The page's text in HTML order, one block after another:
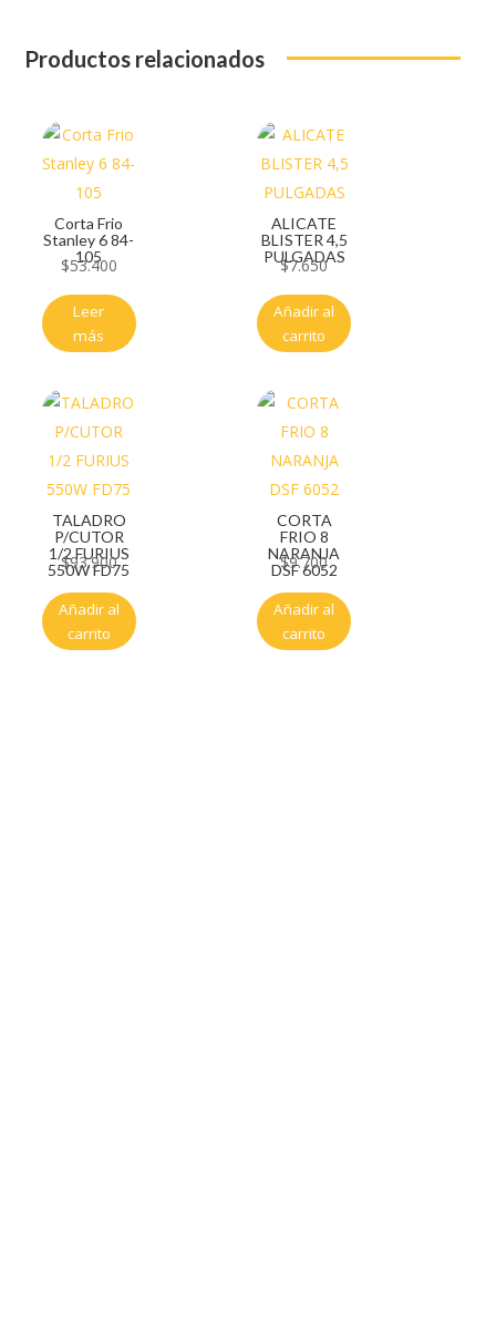
Productos relacionados
Corta Frio
Stanley 6 84-
105
$53.400
Leer
más
ALICATE
BLISTER 4,5
PULGADAS
$7.650
Añadir al
carrito
TALADRO
P/CUTOR
1/2 FURIUS
550W FD75
$93.900
Añadir al
carrito
CORTA
FRIO 8
NARANJA
DSF 6052
$9.700
Añadir al
carrito